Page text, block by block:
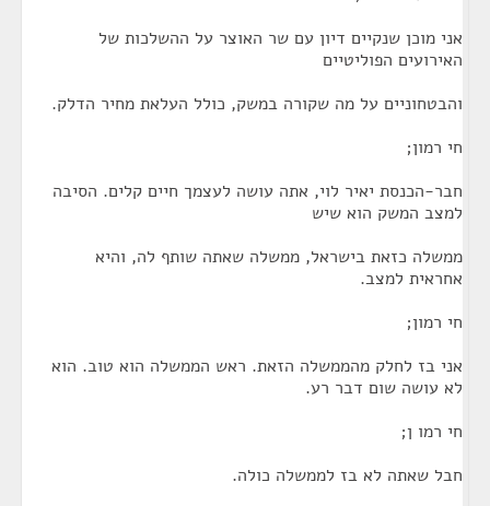
אני מוכן שנקיים דיון עם שר האוצר על ההשלכות של
האירועים הפוליטיים
והבטחוניים על מה שקורה במשק, כולל העלאת מחיר הדלק.
חי רמון;
חבר-הכנסת יאיר לוי, אתה עושה לעצמך חיים קלים. הסיבה
למצב המשק הוא שיש
ממשלה כזאת בישראל, ממשלה שאתה שותף לה, והיא
אחראית למצב.
חי רמון;
אני בז לחלק מהממשלה הזאת. ראש הממשלה הוא טוב. הוא
לא עושה שום דבר רע.
חי רמו ן;
חבל שאתה לא בז לממשלה כולה.